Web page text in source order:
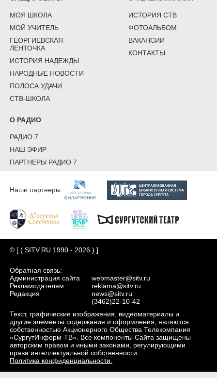
МОЯ ШКОЛА
МОЙ УЧИТЕЛЬ
ГЕОРГИЕВСКАЯ
ЛЕНТОЧКА
ИСТОРИЯ НАДЕЖДЫ
НАРОДНЫЕ НОВОСТИ
ПОЛОСА УДАЧИ
СТВ-ШКОЛА
ИСТОРИЯ СТВ
ФОТОАЛЬБОМ
ВАКАНСИИ
КОНТАКТЫ
О РАДИО
РАДИО 7
НАШ ЭФИР
ПАРТНЕРЫ РАДИО 7
Наши партнеры:
© [ ( SITV.RU 1990 - 2026 ) ]
Обратная связь:
Администрация сайта
Рекламодателям
Редакция
webmaster@sitv.ru
reklama@sitv.ru
news@sitv.ru
(3462)22-10-42
Текст, графические изображения, видеоматериалы и
другие элементы содержания и оформления, являются
собственностью Акционерного Общества Телекомпания
«СургутИнформ-ТВ». Все компоненты Сайта защищены
авторским правом и иными законами, регулирующими
права интеллектуальной собственности.
Политика конфиденциальности.